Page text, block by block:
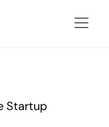
Startup